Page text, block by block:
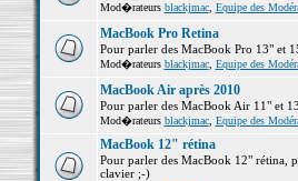
Mod�rateurs blackjmac, Equipe des
MacBook Pro Retina
Pour parler des MacBook Pro 13" et
Mod�rateurs blackjmac, Equipe des
MacBook Air après 2010
Pour parler des MacBook Air 11" et
Mod�rateurs blackjmac, Equipe des
MacBook 12" rétina
Pour parler des MacBook 12" rétina,
clavier ;-)